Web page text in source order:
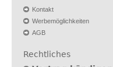
Kontakt
Werbemöglichkeiten
AGB
Rechtliches